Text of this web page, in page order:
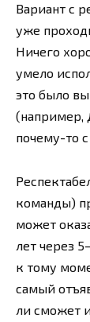
Вариант с
уже
Ничего
умело
это было
(например,
почему-то
команды)
может
лет через
к тому
самый
ли сможет